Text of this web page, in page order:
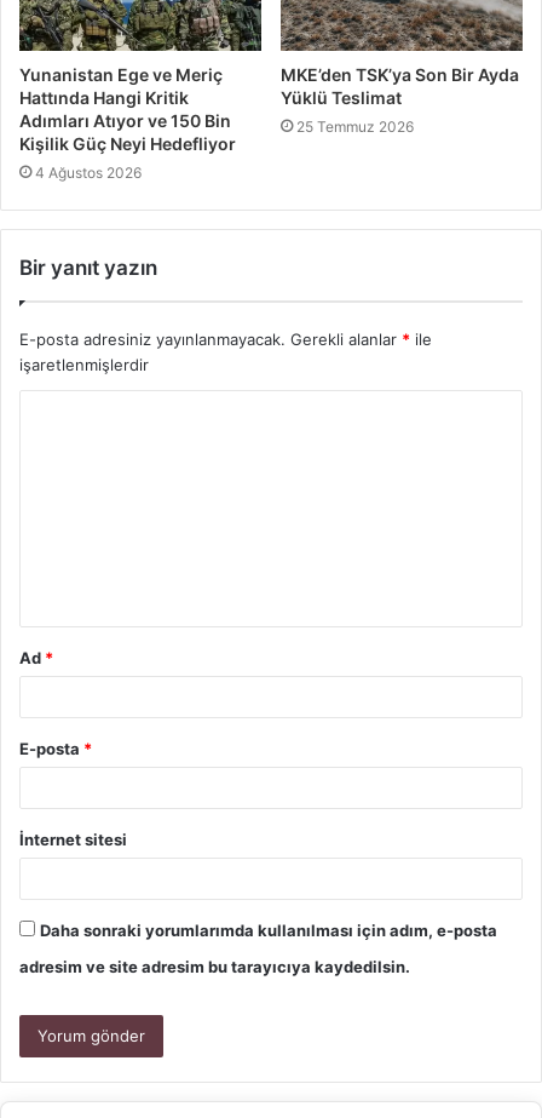
Yunanistan Ege ve Meriç
Hattında Hangi Kritik
Adımları Atıyor ve 150 Bin
Kişilik Güç Neyi Hedefliyor
4 Ağustos 2026
MKE’den TSK’ya Son Bir Ayda
Yüklü Teslimat
25 Temmuz 2026
Bir yanıt yazın
E-posta adresiniz yayınlanmayacak. Gerekli alanlar * ile
işaretlenmişlerdir
Ad *
E-posta *
İnternet sitesi
Daha sonraki yorumlarımda kullanılması için adım, e-posta
adresim ve site adresim bu tarayıcıya kaydedilsin.